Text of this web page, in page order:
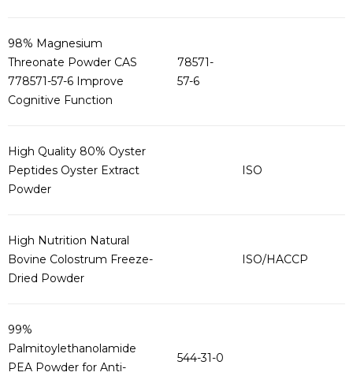
98% Magnesium
Threonate Powder CAS
778571-57-6 Improve
Cognitive Function
78571-
57-6
High Quality 80% Oyster
Peptides Oyster Extract
Powder
ISO
High Nutrition Natural
Bovine Colostrum Freeze-
Dried Powder
ISO/HACCP
99%
Palmitoylethanolamide
PEA Powder for Anti-
544-31-0